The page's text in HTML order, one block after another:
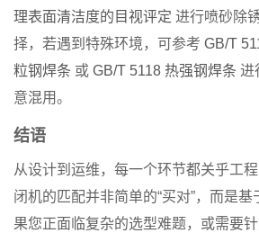
理表面清洁度的目视评定 进行喷砂除
择，若遇到特殊环境，可参考 GB/T
粒钢焊条 或 GB/T 5118 热强钢焊条 进
意混用。
结语
从设计到运维，每一个环节都关乎工
闭机的匹配并非简单的“买对”，而是基
果您正面临复杂的选型难题，或需要